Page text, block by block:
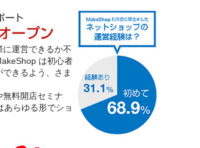
運営できるか不
は初心者
きるよう、さま
料開店セミナ
らゆる形でショ